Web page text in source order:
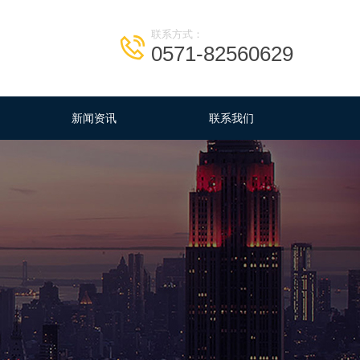
联系方式：
0571-82560629
新闻资讯 联系我们